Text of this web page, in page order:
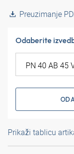
Preuzimanje
Odaberite
Prikaži tablicu